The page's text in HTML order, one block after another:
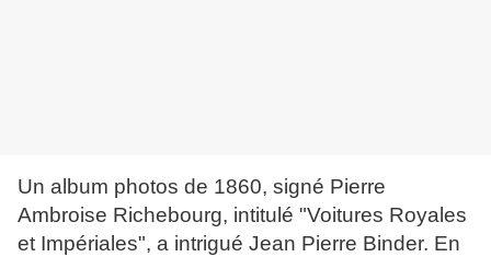
Un album photos de 1860, signé Pierre
Ambroise Richebourg, intitulé "Voitures Royales
et Impériales", a intrigué Jean Pierre Binder. En